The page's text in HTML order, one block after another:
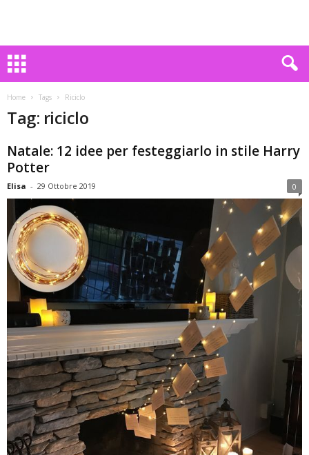
Home Tags Riciclo
Tag: riciclo
Natale: 12 idee per festeggiarlo in stile Harry
Potter
Elisa - 29 Ottobre 2019 0